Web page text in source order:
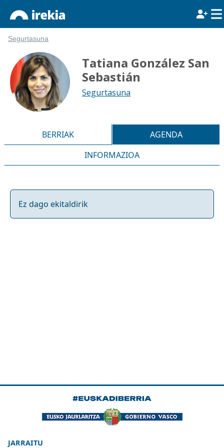
Segurtasuna
Tatiana González San
Sebastián
Segurtasuna
BERRIAK
AGENDA
INFORMAZIOA
Ez dago ekitaldirik
JARRAITU